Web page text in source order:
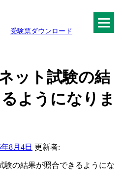
受験票ダウンロード
ット試験の結
ようになりま
8月4日 更新者:
験の結果が照合できるようにな